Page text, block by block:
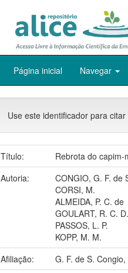
Página inicial Navegar
Use este identificador para
Título:
Rebrota do
Autoria:
CONGIO, G. F. de
CORSI, M.
ALMEIDA, P. C. de
GOULART, R. C. D.
PASSOS, L. P.
KOPP, M. M.
Afiliação:
G. F. de S.